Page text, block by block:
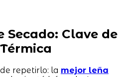
Secado: Clave de
repetirlo: la mejor leña